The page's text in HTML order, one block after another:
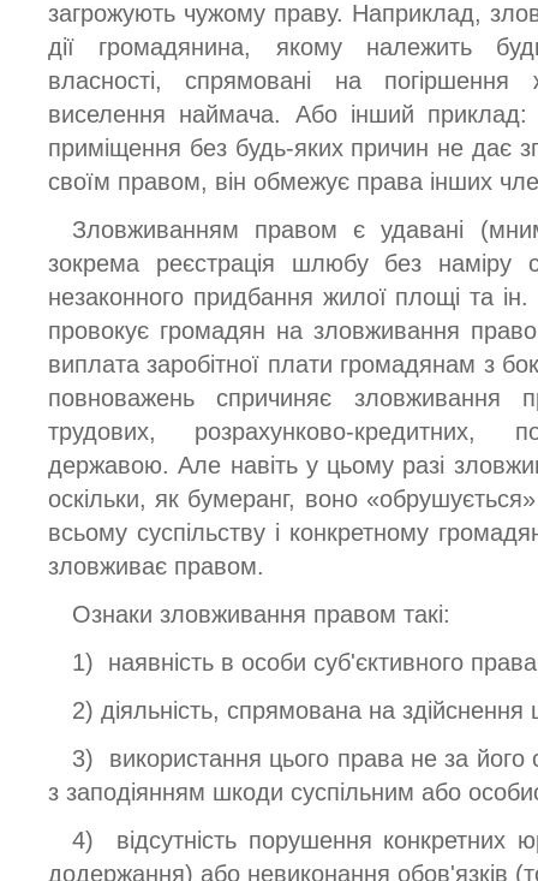
загрожують чужому праву. Наприклад,
дії громадянина, якому належить
власності, спрямовані на
виселення наймача. Або інший приклад:
приміщення без будь-яких причин не дає
своїм правом, він обмежує права інших
Зловживанням правом є удавані
зокрема реєстрація шлюбу без
незаконного придбання жилої площі та
провокує громадян на зловживання
виплата заробітної плати громадянам з
повноважень спричиняє зловживання
трудових, розрахунково-кредитних,
державою. Але навіть у цьому разі
оскільки, як бумеранг, воно
всьому суспільству і конкретному
зловживає правом.
Ознаки зловживання правом такі:
1) наявність в особи суб'єктивного
2) діяльність, спрямована на здійснення
3) використання цього права не за його
з заподіянням шкоди суспільним або
4) відсутність порушення конкретних
додержання) або невиконання обов'язків